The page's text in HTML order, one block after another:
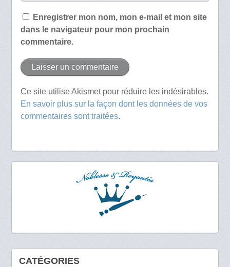
Enregistrer mon nom, mon e-mail et mon site
dans le navigateur pour mon prochain
commentaire.
Ce site utilise Akismet pour réduire les indésirables.
En savoir plus sur la façon dont les données de vos
commentaires sont traitées.
CATÉGORIES